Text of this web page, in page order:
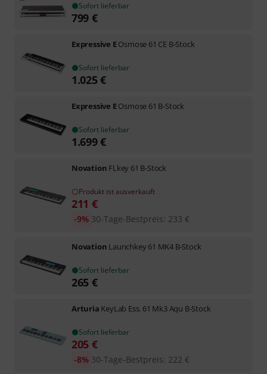
Sofort lieferbar
799 €
Expressive EOsmose 61 CE B-Stock
Sofort lieferbar
1.025€
Expressive EOsmose 61 B-Stock
Sofort lieferbar
1.699€
Novation FLkey 61 B-Stock
Produkt ist ausverkauft
211 €
30-Tage-Bestpreis: 233 €
-9%
Novation Launchkey 61 MK4 B-Stock
Sofort lieferbar
265 €
Arturia KeyLab Ess. 61 Mk3 Aqu B-Stock
Sofort lieferbar
205 €
30-Tage-Bestpreis: 222 €
-8%